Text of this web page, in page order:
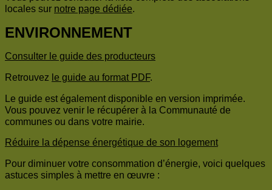
locales sur notre page dédiée.
ENVIRONNEMENT
Consulter le guide des producteurs
Retrouvez le guide au format PDF.
Le guide est également disponible en version imprimée.
Vous pouvez venir le récupérer à la Communauté de
communes ou dans votre mairie.
Réduire la dépense énergétique de son logement
Pour diminuer votre consommation d’énergie, voici quelques
astuces simples à mettre en œuvre :